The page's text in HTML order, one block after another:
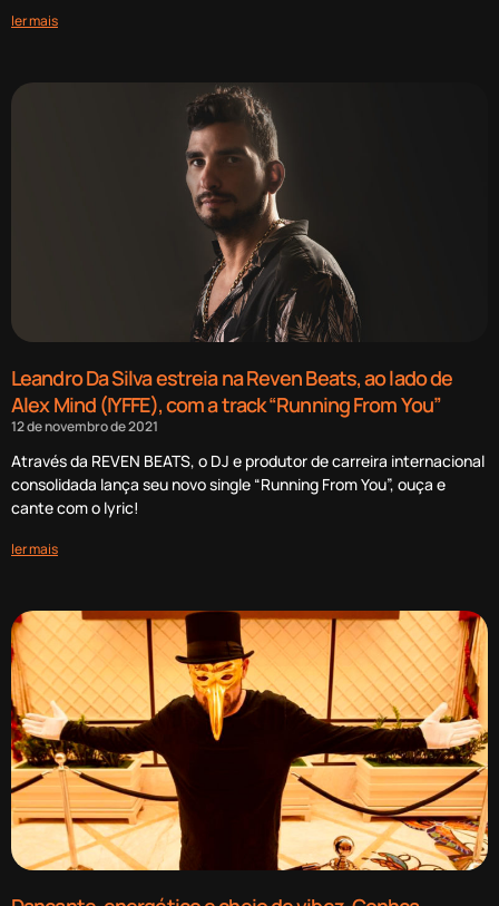
ler mais
Leandro Da Silva estreia na Reven Beats, ao lado de
Alex Mind (IYFFE), com a track “Running From You”
12 de novembro de 2021
Através da REVEN BEATS, o DJ e produtor de carreira internacional
consolidada lança seu novo single “Running From You”, ouça e
cante com o lyric!
ler mais